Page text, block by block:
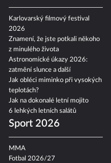
Karlovarský filmový festival
2026
Znamení, že jste potkali někoho
z minulého života
Astronomické úkazy 2026:
zatmění slunce a další
Jak obléci miminko při vysokých
teplotách?
Jak na dokonalé letní mojito
6 lehkých letních salátů
Sport 2026
MMA
Fotbal 2026/27